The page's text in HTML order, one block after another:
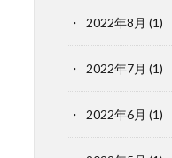
2022年8月 (1)
2022年7月 (1)
2022年6月 (1)